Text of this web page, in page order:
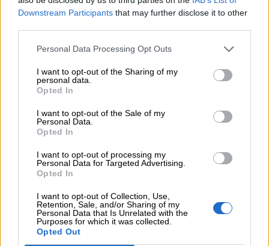
Downstream Participants that may further disclose it to other
Personal Data Processing Opt Outs
I want to opt-out of the Sharing of my
personal data.
Opted In
I want to opt-out of the Sale of my
Personal Data.
Opted In
I want to opt-out of processing my
Personal Data for Targeted Advertising.
Opted In
I want to opt-out of Collection, Use,
Retention, Sale, and/or Sharing of my
Personal Data that Is Unrelated with the
Purposes for which it was collected.
Opted Out
Allianz: Ισχυρές επιδόσεις στο α’ εξάμηνο του 2026 – Ο Oliver
Οι αισθητήρες βλέπουν καλύτερα από τον άνθρωπο. Πάντα;
Generali: Αποτελέσματα Α' Εξαμήνου - Εξαιρετική ανάπτυξη
στα Λειτουργικά και Προσαρμοσμένα Καθαρά Αποτελέσματα
με συμβολή από όλες τις επιχειρηματικές δραστηριότητες
07.08.2026 - 10:28
Ομαδικά Ασφαλιστικά προϊόντα Επαγγελματικής
ασφαλιστές
07.08.2026 - 09:23
CrediaBank: Οικονομικά Αποτελέσματα A’ Εξαμήνου 2026 -